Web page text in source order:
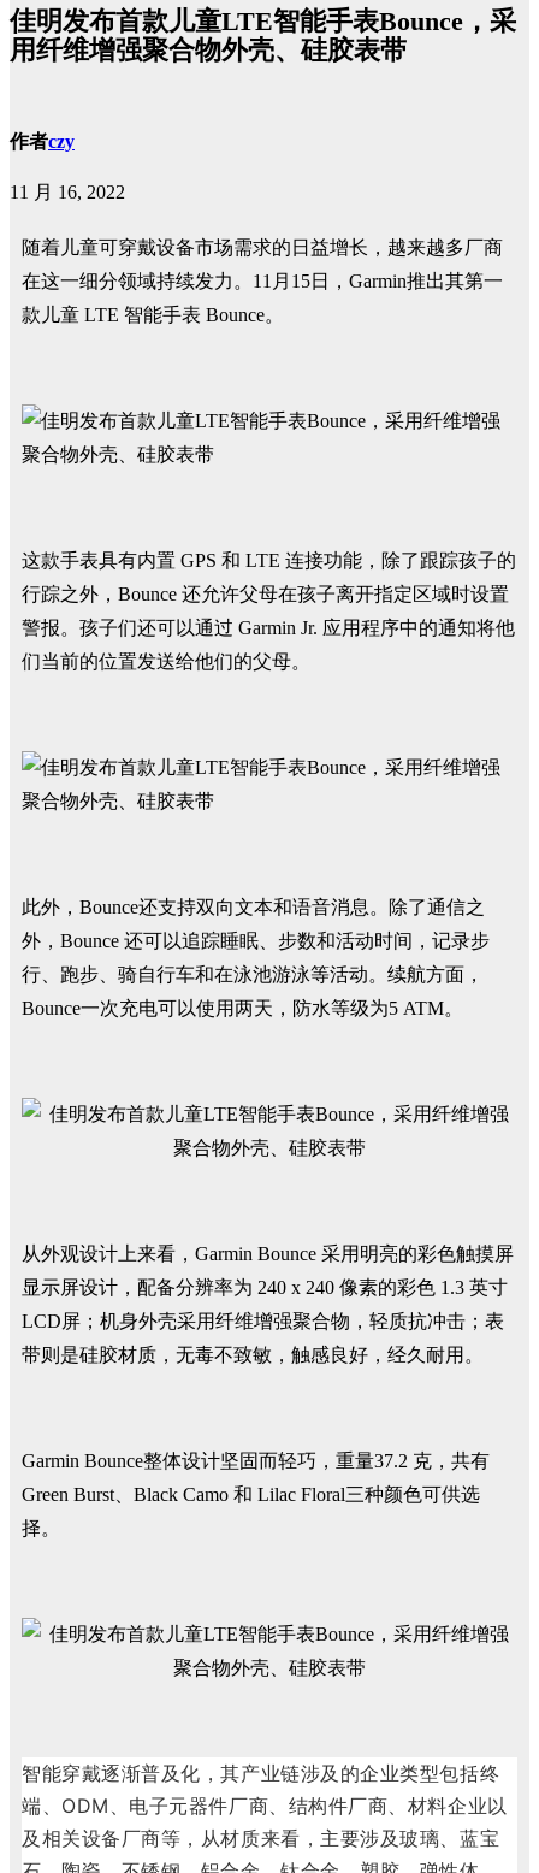
佳明发布首款儿童LTE智能手表Bounce，采
用纤维增强聚合物外壳、硅胶表带
作者czy
11 月 16, 2022
随着儿童可穿戴设备市场需求的日益增长，越来越多厂商
在这一细分领域持续发力。11月15日，Garmin推出其第一
款儿童 LTE 智能手表 Bounce。
这款手表具有内置 GPS 和 LTE 连接功能，除了跟踪孩子的
行踪之外，Bounce 还允许父母在孩子离开指定区域时设置
警报。孩子们还可以通过 Garmin Jr. 应用程序中的通知将他
们当前的位置发送给他们的父母。
此外，Bounce还支持双向文本和语音消息。除了通信之
外，Bounce 还可以追踪睡眠、步数和活动时间，记录步
行、跑步、骑自行车和在泳池游泳等活动。续航方面，
Bounce一次充电可以使用两天，防水等级为5 ATM。
从外观设计上来看，Garmin Bounce 采用明亮的彩色触摸屏
显示屏设计，配备分辨率为 240 x 240 像素的彩色 1.3 英寸
LCD屏；机身外壳采用纤维增强聚合物，轻质抗冲击；表
带则是硅胶材质，无毒不致敏，触感良好，经久耐用。
Garmin Bounce整体设计坚固而轻巧，重量37.2 克，共有
Green Burst、Black Camo 和 Lilac Floral三种颜色可供选
择。
智能穿戴逐渐普及化，其产业链涉及的企业类型包括终
端、ODM、电子元器件厂商、结构件厂商、材料企业以
及相关设备厂商等，从材质来看，主要涉及玻璃、蓝宝